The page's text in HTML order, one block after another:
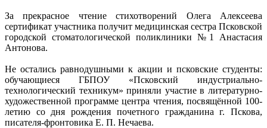
За прекрасное чтение стихотворений Олега Алексеева
сертификат участника получит медицинская сестра Псковской
городской стоматологической поликлиники №1 Анастасия
Антонова.
Не остались равнодушными к акции и псковские студенты:
обучающиеся ГБПОУ «Псковский индустриально-
технологический техникум» приняли участие в литературно-
художественной программе центра чтения, посвящённой 100-
летию со дня рождения почетного гражданина г. Пскова,
писателя-фронтовика Е. П. Нечаева.